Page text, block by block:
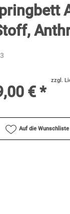
€ *
zzgl.
Auf die Wunschliste